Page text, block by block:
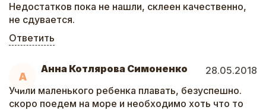
Недостатков пока не нашли, склеен качественно,
не сдувается.
Ответить
А
Анна Котлярова Симоненко
28.05.2018
Учили маленького ребенка плавать, безуспешно.
скоро поедем на море и необходимо хоть что то